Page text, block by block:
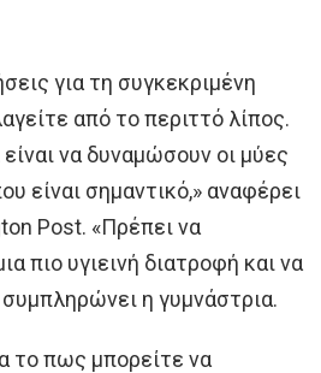
για τη συγκεκριμένη
από το περιττό λίπος.
να δυναμώσουν οι μύες
είναι σημαντικό,» αναφέρει
Post. «Πρέπει να
πιο υγιεινή διατροφή και να
η γυμνάστρια.
το πως μπορείτε να